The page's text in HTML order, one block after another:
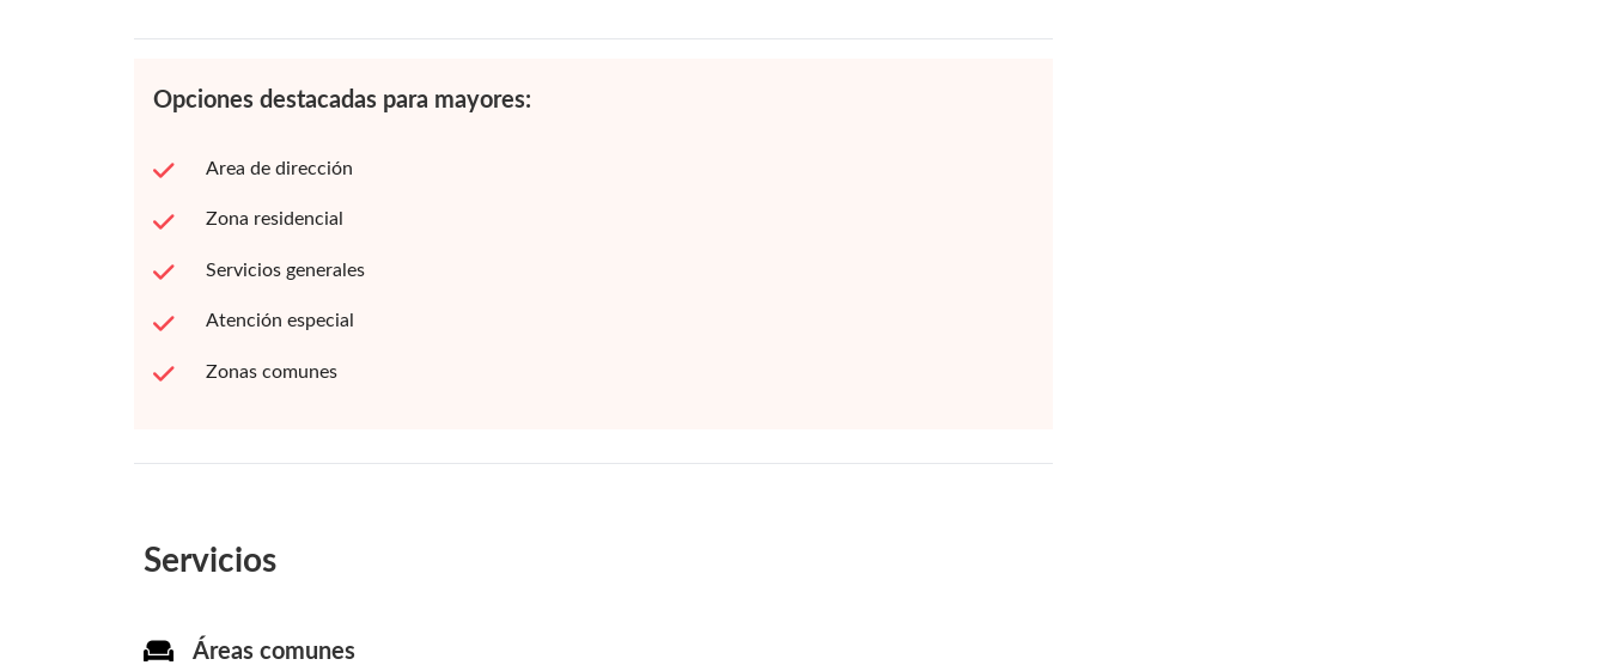
Opciones destacadas para mayores:
Area de dirección
Zona residencial
Servicios generales
Atención especial
Zonas comunes
Servicios
Áreas comunes